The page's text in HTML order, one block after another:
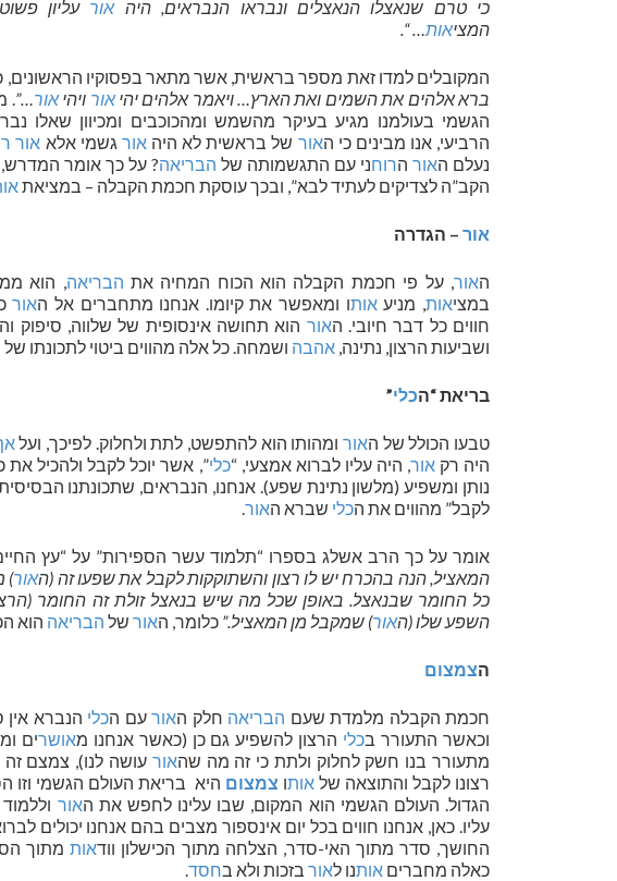
כי טרם שנאצלו הנאצלים ונבראו הנבראים, היהאור עליון
המציאות… “.
המקובלים למדו זאת מספר בראשית, אשר מתאר בפסוקיו הראשונים,
ברא אלהים את השמים ואת הארץ… ויאמר אלהים יהיאור ויהיאור…”
.
הגשמי בעולמנו מגיע בעיקר מהשמש ומהכוכבים ומכיוון שאלו
הרביעי, אנו מבינים כי האור של בראשית לא היהאור גשמי אלא אור
נעלם האור הרוחני עם התגשמותה של הבריאה? על כך אומר המדרש,
הקב”ה לצדיקים לעתיד לבא”, ובכך עוסקת חכמת הקבלה – במציאת
אור – הגדרה
האור, על פי חכמת הקבלה הוא הכוח המחיה את הבריאה, הוא
במציאות, מניעאותו ומאפשר את קיומו. אנחנו מתחברים אל האור
חווים כל דבר חיובי. האור הוא תחושה אינסופית של שלווה, סיפוק
ושביעות הרצון, נתינה, אהבה ושמחה. כל אלה מהווים ביטוי לתכונתו של
בריאת “הכלי”
טבעו הכולל של האורומהותו הוא להתפשט, לתת ולחלוק. לפיכך, ועל
היה רקאור, היה עליו לברוא אמצעי, “כלי”, אשר יוכל לקבל ולהכיל
נותן ומשפיע (מלשון נתינת שפע). אנחנו, הנבראים, שתכונתנו
לקבל” מהווים את הכלי שברא האור.
אומר על כך הרב אשלג בספרו “תלמוד עשר הספירות” על “עץ
המאציל, הנה בהכרח יש לו רצון והשתוקקות לקבל את שפעו זה (האור)
כל החומר שבנאצל. באופן שכל מה שיש בנאצל זולת זה החומר
השפע שלו (האור) שמקבל מן המאציל.” כלומר, האור של הבריאה הוא
הצמצום
חכמת הקבלה מלמדת שעם הבריאה חלק האורעם הכלי הנברא אין
וכאשר התעורר בכלי הרצון להשפיע גם כן (כאשר אנחנו מאושרים
מתעורר בנו חשק לחלוק ולתת כי זה מה שהאור עושה לנו), צמצם
רצונו לקבל והתוצאה של אותו צמצום היא בריאת העולם הגשמי וזו
הגדול. העולם הגשמי הוא המקום, שבו עלינו לחפש את האור
עליו. כאן, אנחנו חווים בכל יום אינספור מצבים בהם אנחנו יכולים
החושך, סדר מתוך האי-סדר, הצלחה מתוך הכישלון וודאותמתוך
כאלה מחברים אותנו לאור בזכות ולא בחסד.